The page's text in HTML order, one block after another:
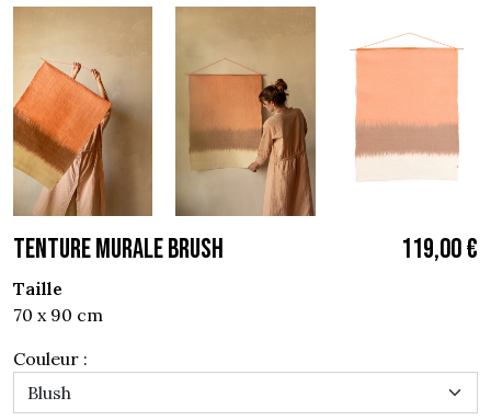
TENTURE MURALE BRUSH 119,00 €
Taille
70 x 90 cm
Couleur :